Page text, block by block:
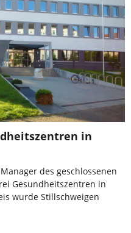
in
des geschlossenen
Gesundheitszentren in
wurde Stillschweigen